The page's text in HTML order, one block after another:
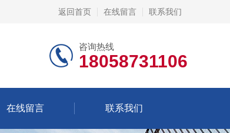
返回首页 在线留言 联系我们
咨询热线
18058731106
在线留言 联系我们